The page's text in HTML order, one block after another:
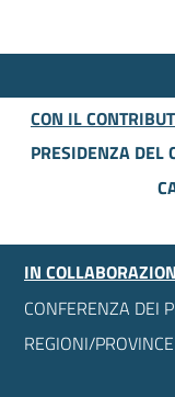
CON IL
PRESIDENZA DEL
IN
CONFERENZA DEI
REGIONI/